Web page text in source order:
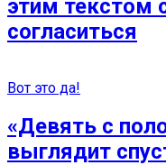
этим текстом
согласиться
Вот это да!
«Девять с
выглядит